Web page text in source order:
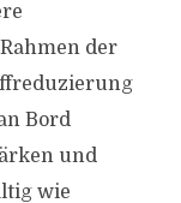
der
Bord
und
wie